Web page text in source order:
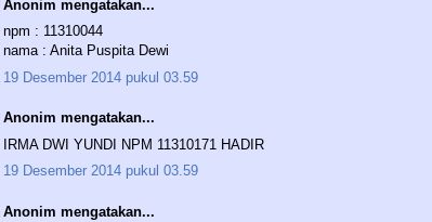
Anonim mengatakan...
npm : 11310044
nama : Anita Puspita Dewi
19 Desember 2014 pukul 03.59
Anonim mengatakan...
IRMA DWI YUNDI NPM 11310171 HADIR
19 Desember 2014 pukul 03.59
Anonim mengatakan...